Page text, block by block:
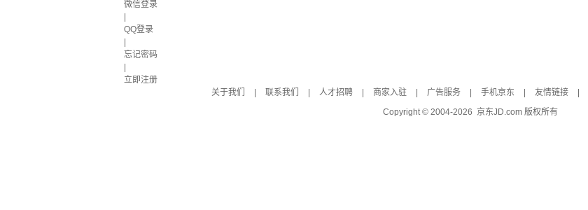
微信登录
QQ登录
忘记密码
立即注册
关于我们
联系我们 人才招聘 商家入驻 广告服务 手机京东 友情链接
Copyright © 2004-2026 京东JD.com 版权所有